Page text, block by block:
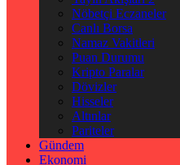
Nöbetçi Eczaneler
Canlı Borsa
Namaz Vakitleri
Puan Durumu
Kripto Paralar
Dövizler
Hisseler
Altınlar
Pariteler
Gündem
Ekonomi